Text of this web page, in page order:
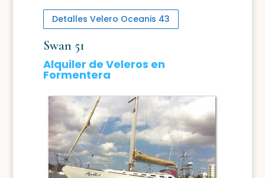
Detalles Velero Oceanis 43
Swan 51
Alquiler de Veleros en
Formentera